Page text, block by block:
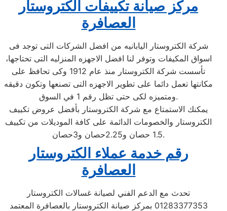
مركز صيانة تكييفات الكتروستار
العصافرة
شركة الكتروستار اليابانيه من افضل الشركات التى توجد فى
اسواق المكيفات وتوفر لنا افضل الاجهزه المنزليه التى تحتاجها،
تأسست شركة الكتروستار منذ عام 1912 وكى تحافظ على
مكانتها تعمل دائما على تطوير الاجهزه التى تصنعها وتكون دقيقه
ومتميزه لكى حتى تظل رقم 1 في السوق.
يمكنك الاستمتاع مع شركة الكتروستار بأفضل عروض تكييف
الكتروستار والخصومات الدائمة على كافة الموديلات من تكييف
1.5 حصان و2.25حصان و3حصان.
رقم خدمة عملاء الكتروستار
العصافرة
تحدث مع الدعم الفني لصيانة غسالات الكتروستار
01283377353 بمركز صيانة الكتروستار بالعصافرة المعتمد